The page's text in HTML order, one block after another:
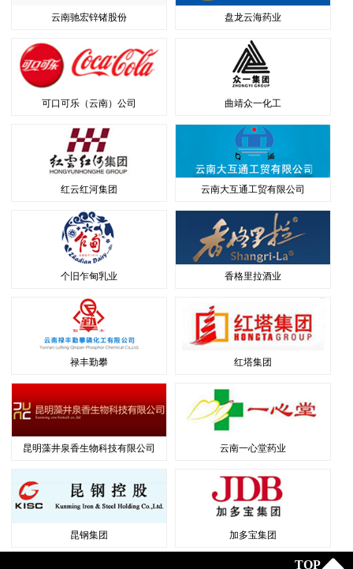
云南驰宏锌锗股份 盘龙云海药业
可口可乐（云南）公司 曲靖众一化工
红云红河集团 云南大互通工贸有限公司
个旧乍甸乳业 香格里拉酒业
禄丰勤攀 红塔集团
昆明藻井泉香生物科技有限公司 云南一心堂药业
昆钢集团 加多宝集团
TOP